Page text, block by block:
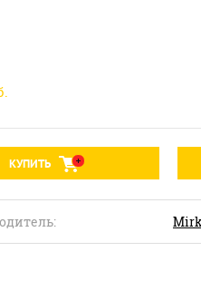
КУПИТЬ